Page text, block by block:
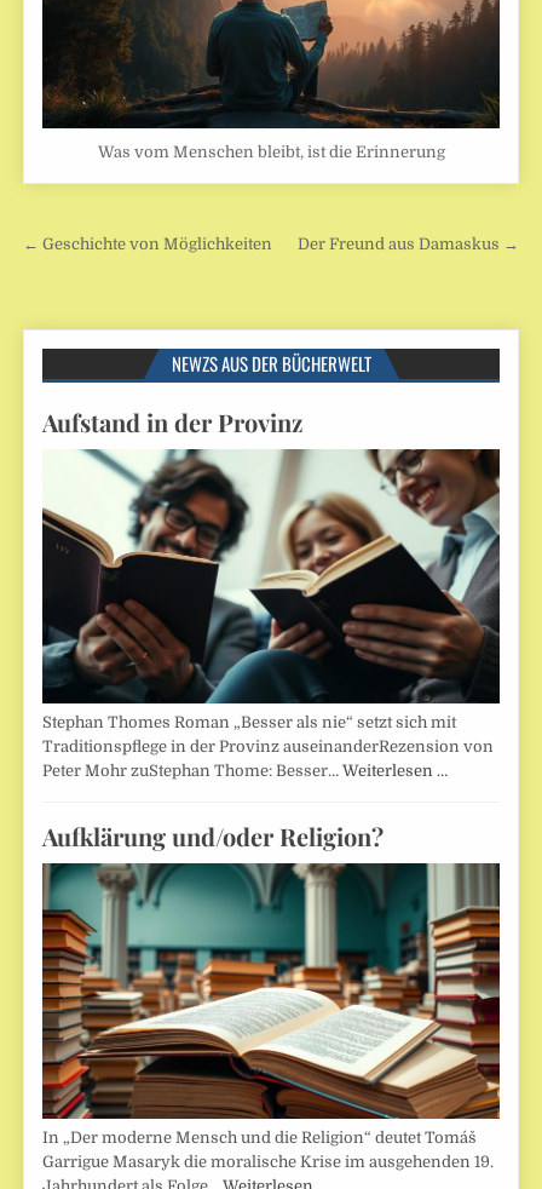
Was vom Menschen bleibt, ist die Erinnerung
Beitragsnavigation
← Geschichte von Möglichkeiten Der Freund aus Damaskus →
NEWZS AUS DER BÜCHERWELT
Aufstand in der Provinz
Stephan Thomes Roman „Besser als nie“ setzt sich mit
Traditionspflege in der Provinz auseinanderRezension von
Peter Mohr zuStephan Thome: Besser…Weiterlesen …
Aufklärung und/oder Religion?
In „Der moderne Mensch und die Religion“ deutet Tomáš
Garrigue Masaryk die moralische Krise im ausgehenden 19.